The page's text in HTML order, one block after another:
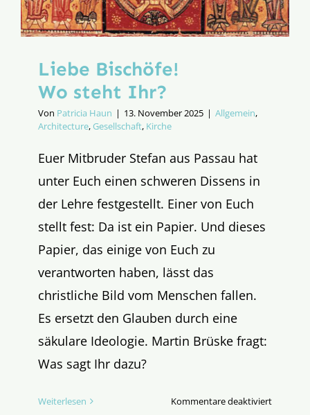
Liebe Bischöfe!
Wo steht Ihr?
Von Patricia Haun | 13. November 2025 | Allgemein,
Architecture,Gesellschaft, Kirche
Euer Mitbruder Stefan aus Passau hat
unter Euch einen schweren Dissens in
der Lehre festgestellt. Einer von Euch
stellt fest: Da ist ein Papier. Und dieses
Papier, das einige von Euch zu
verantworten haben, lässt das
christliche Bild vom Menschen fallen.
Es ersetzt den Glauben durch eine
säkulare Ideologie. Martin Brüske fragt:
Was sagt Ihr dazu?
Weiterlesen Kommentare deaktiviertfür